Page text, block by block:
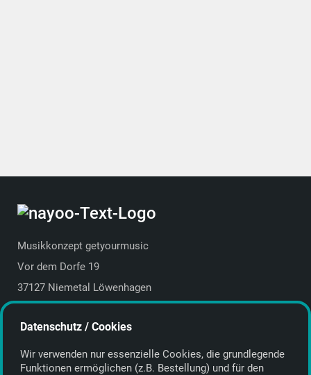
Musikkonzept getyourmusic
Vor dem Dorfe 19
37127 Niemetal Löwenhagen
E-Mail:info@getyourmusic.de
Alle Informationen
Datenschutz / Cookies
Wir verwenden nur essenzielle Cookies, die grund­legende
Funktionen ermöglichen (z.B. Bestellung) und für den